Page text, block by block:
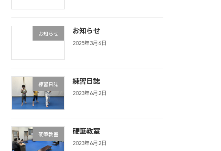
お知らせ お知らせ
2025年3月6日
練習日誌 練習日誌
2023年6月2日
硬筆教室 硬筆教室
2023年6月2日